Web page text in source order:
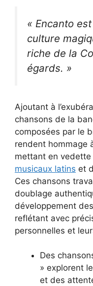
« Encanto
culture
riche de la
égards. »
Ajoutant à
chansons de la
composées par le
rendent hommage
mettant en
musicaux latins et
Ces chansons
doublage
développement
reflétant avec
personnelles et
Des
» explorent
et des